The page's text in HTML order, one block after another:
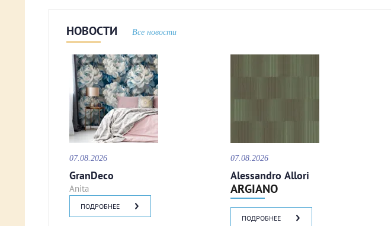
НОВОСТИ Все новости
07.08.2026
GranDeco
Anita
ПОДРОБНЕЕ
07.08.2026
Alessandro Allori
ARGIANO
ПОДРОБНЕЕ